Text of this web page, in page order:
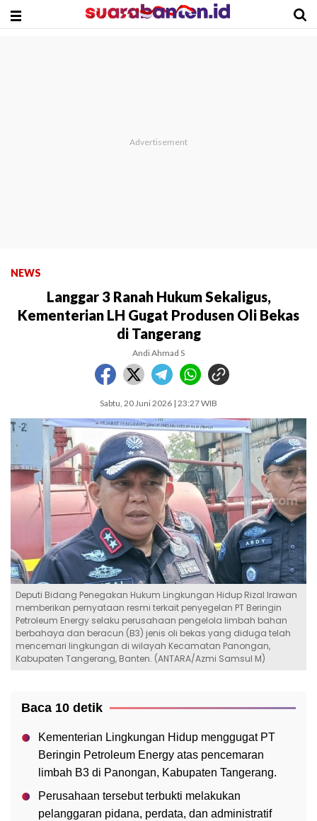
NEWS
Langgar 3 Ranah Hukum Sekaligus,
Kementerian LH Gugat Produsen Oli Bekas
di Tangerang
Andi Ahmad S
Sabtu, 20 Juni 2026 | 23:27 WIB
Deputi Bidang Penegakan Hukum Lingkungan Hidup Rizal Irawan
memberikan pernyataan resmi terkait penyegelan PT Beringin
Petroleum Energy selaku perusahaan pengelola limbah bahan
berbahaya dan beracun (B3) jenis oli bekas yang diduga telah
mencemari lingkungan di wilayah Kecamatan Panongan,
Kabupaten Tangerang, Banten. (ANTARA/Azmi Samsul M)
Baca 10 detik
Kementerian Lingkungan Hidup menggugat PT
Beringin Petroleum Energy atas pencemaran
limbah B3 di Panongan, Kabupaten Tangerang.
Perusahaan tersebut terbukti melakukan
pelanggaran pidana, perdata, dan administratif